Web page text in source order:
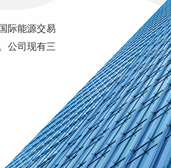
际能源交易
公司现有三